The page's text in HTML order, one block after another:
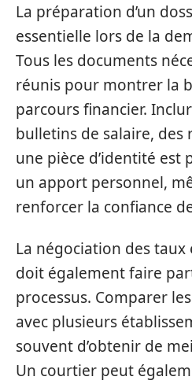
La préparation d’un
essentielle lors de la
Tous les documents
réunis pour montrer la
parcours financier.
bulletins de salaire, des
une pièce d’identité
un apport personnel,
renforcer la confiance
La négociation des
doit également faire
processus. Comparer
avec plusieurs
souvent d’obtenir de
Un courtier peut